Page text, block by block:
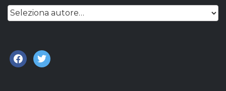
facebook
twitter